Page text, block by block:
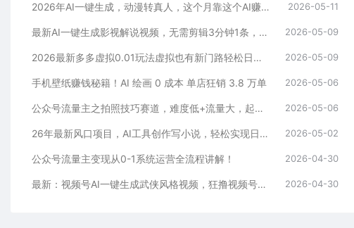
2026年AI一键生成，动漫转真人，这个月靠这个AI赚了2W+ 2026-05-11
最新AI一键生成影视解说视频，无需剪辑3分钟1条，条条爆款，多平台变现日入2000+ 2026-05-09
2026最新多多虚拟0.01玩法虚拟也有新门路轻松日入2500! 2026-05-09
手机壁纸赚钱秘籍！AI 绘画 0 成本 单店狂销 3.8 万单 2026-05-06
公众号流量主之拍照技巧赛道，难度低+流量大，起号第一篇就爆了10w阅读！ 2026-05-06
26年最新风口项目，AI工具创作写小说，轻松实现日入1000+ 2026-05-02
公众号流量主变现从0-1系统运营全流程讲解！ 2026-04-30
最新：视频号AI一键生成武侠风格视频，狂撸视频号分成收益，学完轻松日入1000+ 2026-04-30